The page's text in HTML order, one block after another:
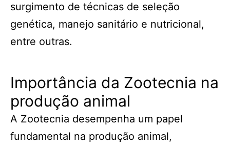
surgimento de técnicas de seleção
genética, manejo sanitário e nutricional,
entre outras.
Importância da Zootecnia na
produção animal
A Zootecnia desempenha um papel
fundamental na produção animal,